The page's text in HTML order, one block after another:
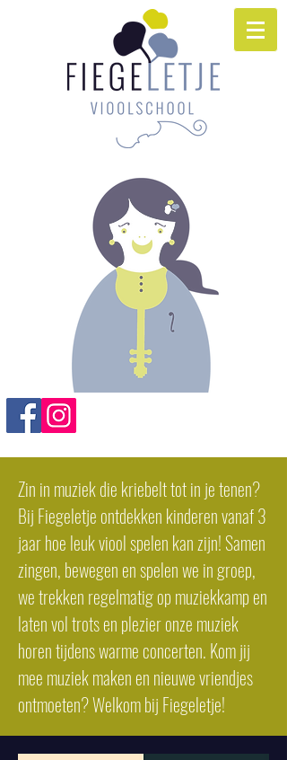
Zin in muziek die kriebelt tot in je tenen?
Bij Fiegeletje ontdekken kinderen vanaf 3
jaar hoe leuk viool spelen kan zijn! Samen
zingen, bewegen en spelen we in groep,
we trekken regelmatig op muziekkamp en
laten vol trots en plezier onze muziek
horen tijdens warme concerten. Kom jij
mee muziek maken en nieuwe vriendjes
ontmoeten? Welkom bij Fiegeletje!